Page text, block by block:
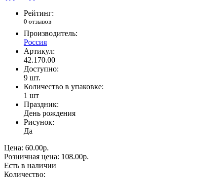
Рейтинг:
0 отзывов
Производитель:
Россия
Артикул:
42.170.00
Доступно:
9 шт.
Количество в упаковке:
1 шт
Праздник:
День рождения
Рисунок:
Да
Цена: 60.00р.
Розничная цена: 108.00р.
Есть в наличии
Количество: